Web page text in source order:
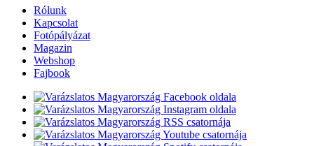
Rólunk
Kapcsolat
Fotópályázat
Magazin
Webshop
Fajbook